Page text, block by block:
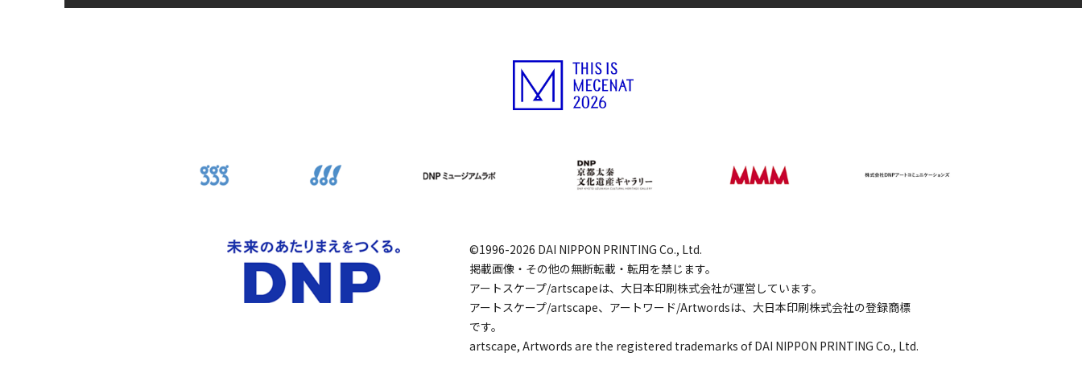
©1996-2026 DAI NIPPON PRINTING Co., Ltd.
掲載画像・その他の無断転載・転用を禁じます。
アートスケープ/artscapeは、大日本印刷株式会社が運営しています。
アートスケープ/artscape、アートワード/Artwordsは、大日本印刷株式会社の登録商標
です。
artscape, Artwords are the registered trademarks of DAI NIPPON PRINTING Co., Ltd.